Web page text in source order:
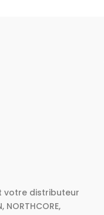
votre distributeur
NORTHCORE,